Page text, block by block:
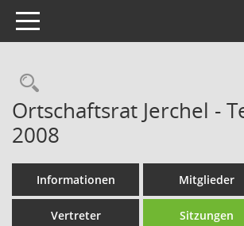
Toggle navigation
Rechercheauswahl
Ortschaftsrat Jerchel -
2008
Informationen Mitglieder
Vertreter Sitzungen